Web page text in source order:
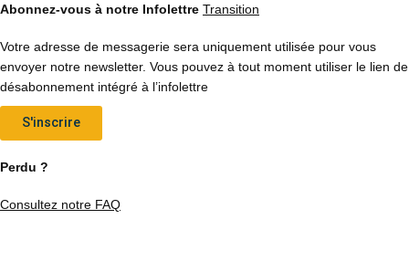
Abonnez-vous à notre Infolettre Transition
Votre adresse de messagerie sera uniquement utilisée pour vous
envoyer notre newsletter. Vous pouvez à tout moment utiliser le lien de
désabonnement intégré à l’infolettre
S'inscrire
Perdu ?
Consultez notre FAQ